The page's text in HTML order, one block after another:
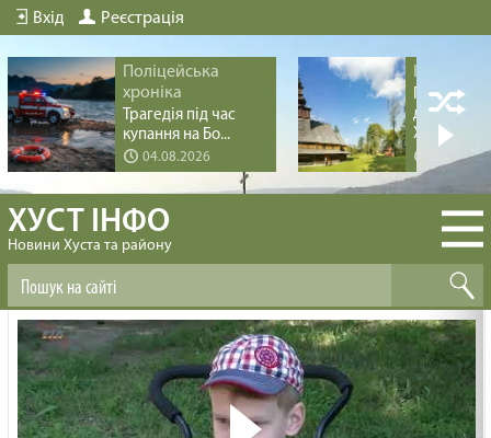
Вхід Реєстрація
Поліцейська
хроніка
Трагедія під час
купання на Бо...
04.08.2026
Перлина
Хус...
ХУСТ ІНФО
Новини Хуста та району